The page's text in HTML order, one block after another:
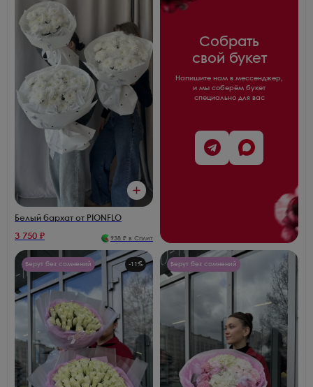
Белый бархат от PIONFLO
3 750 ₽ 938 ₽ в Сплит
Собрать
свой букет
Напишите нам в мессенджер,
и мы соберём букет
специально для вас
Берут без сомнений -11 % Берут без сомнений